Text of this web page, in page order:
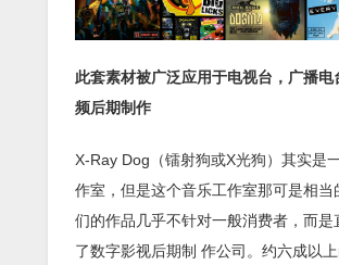
此套素材被广泛应用于电视台，广播电
频后期制作
X-Ray Dog（镭射狗或X光狗）其实是
作室，但是这个音乐工作室那可是相当
们的作品几乎不针对一般消费者，而是
了数字影视后期制 作公司。约六成以